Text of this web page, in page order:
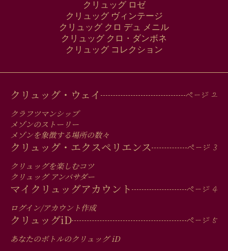
クリュッグ ロゼ
クリュッグ ヴィンテージ
クリュッグ クロ デュ メニル
クリュッグ クロ・ダンボネ
クリュッグ コレクション
MAIN
MEN
IN
FOOTER
クリュッグ・ウェイ
クラフツマンシップ
メゾンのストーリー
メゾンを象徴する場所の数々
クリュッグ・エクスペリエンス
クリュッグを楽しむコツ
クリュッグ アンバサダー
マイクリュッグアカウント
ログイン/アカウント作成
クリュッグiD
あなたのボトルのクリュッグiD